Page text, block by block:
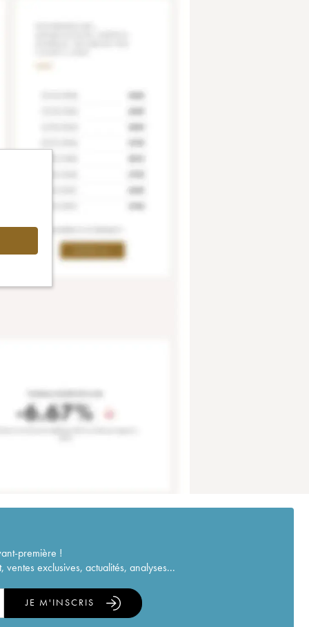
première !
exclusives, actualités, analyses...
JE M'INSCRIS